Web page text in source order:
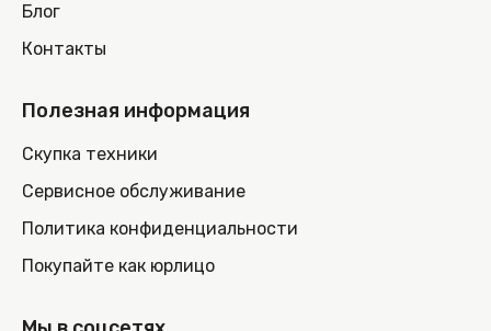
Блог
Контакты
Полезная информация
Скупка техники
Сервисное обслуживание
Политика конфиденциальности
Покупайте как юрлицо